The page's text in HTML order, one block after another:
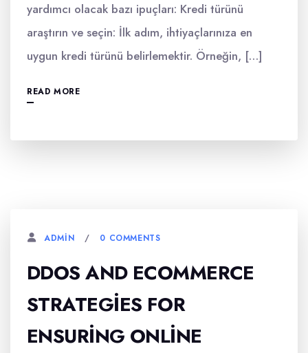
yardımcı olacak bazı ipuçları: Kredi türünü
araştırın ve seçin: İlk adım, ihtiyaçlarınıza en
uygun kredi türünü belirlemektir. Örneğin, […]
READ MORE
ADMIN 0 COMMENTS
DDOS AND ECOMMERCE
STRATEGIES FOR
ENSURING ONLINE